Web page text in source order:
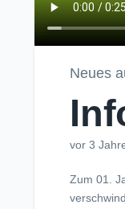
Neues
vor 3
Zum 01.